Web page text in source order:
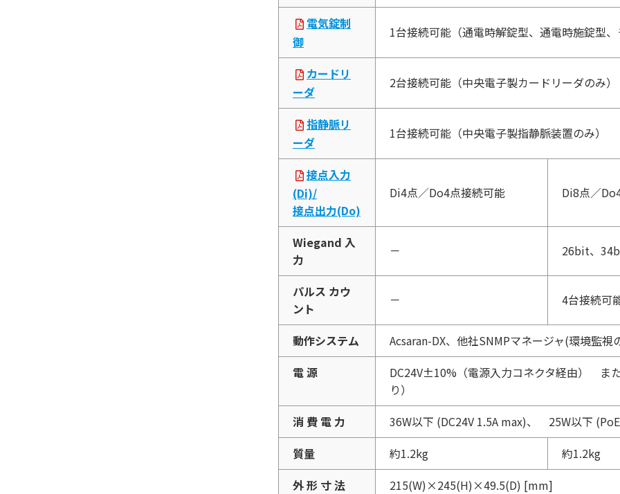
電気錠制
御
1台接続可能（通電時解錠型、通電時施錠型
カードリ
ーダ
2台接続可能（中央電子製カードリーダのみ）
指静脈リ
ーダ
1台接続可能（中央電子製指静脈装置のみ）
接点入力
(Di)/
接点出力(Do)
Di4点／Do4点接続可能 Di8点／
Wiegand 入
力
－ 26bit、
パルス カウ
ント
－ 4台接続可
動作システム
Acsaran-DX、他社SNMPマネージャ(環境監
電 源
DC24V±10%（電源入力コネクタ経由） ま
り）
消 費 電 力
36W以下 (DC24V 1.5A max)、 25W以下
質量
約1.2kg 約1.2kg
外 形 寸 法
215(W)×245(H)×49.5(D) [mm]